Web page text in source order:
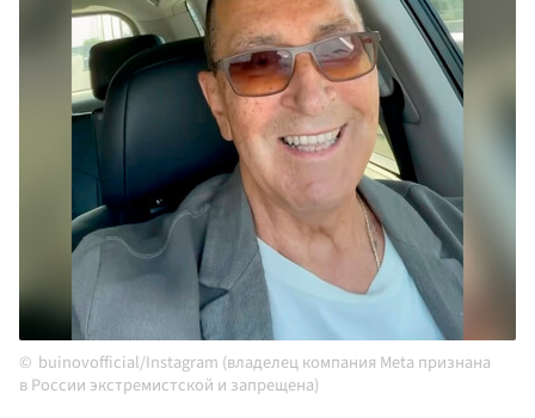
buinovofficial/Instagram (владелец компания Meta признана
в России экстремистской и запрещена)